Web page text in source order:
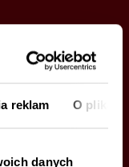
reklam O
danych